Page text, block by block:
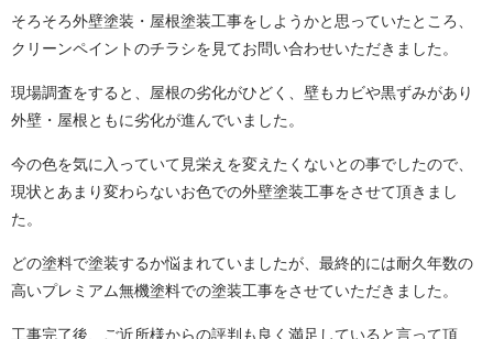
そろそろ外壁塗装・屋根塗装工事をしようかと思っていたところ、
クリーンペイントのチラシを見てお問い合わせいただきました。
現場調査をすると、屋根の劣化がひどく、壁もカビや黒ずみがあり
外壁・屋根ともに劣化が進んでいました。
今の色を気に入っていて見栄えを変えたくないとの事でしたので、
現状とあまり変わらないお色での外壁塗装工事をさせて頂きまし
た。
どの塗料で塗装するか悩まれていましたが、最終的には耐久年数の
高いプレミアム無機塗料での塗装工事をさせていただきました。
工事完了後、ご近所様からの評判も良く満足していると言って頂